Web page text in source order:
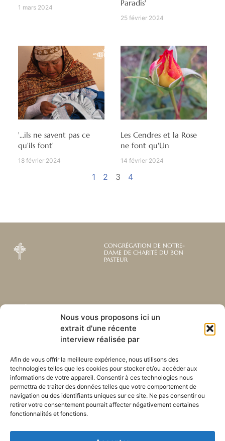
Nous vous proposons ici un
extrait d'une récente
interview réalisée par
Afin de vous offrir la meilleure expérience, nous utilisons des
technologies telles que les cookies pour stocker et/ou accéder aux
informations de votre appareil. Consentir à ces technologies nous
permettra de traiter des données telles que votre comportement de
navigation ou des identifiants uniques sur ce site. Ne pas consentir ou
retirer votre consentement pourrait affecter négativement certaines
fonctionnalités et fonctions.
1 mars 2024
Paradis'
25 février 2024
'...ils ne savent pas ce
qu’ils font'
18 février 2024
Les Cendres et la Rose
ne font qu'Un
14 février 2024
1 2 3 4
CONGRÉGATION DE NOTRE-
DAME DE CHARITÉ DU BON
PASTEUR
Abonnez-vous à notre
newsletter mensuelle
Recevez les dernières nouvelles
nos ministères à travers le monde.
S'ABONNER
Liens utiles
Envoyez-nous votre
Plan du site